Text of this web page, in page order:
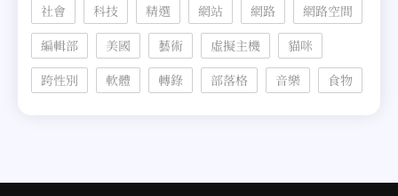
社會
科技 精選 網站 網路
網路空間
編輯部
美國 藝術 虛擬主機
貓咪
跨性別
軟體 轉錄 部落格 音樂 食物